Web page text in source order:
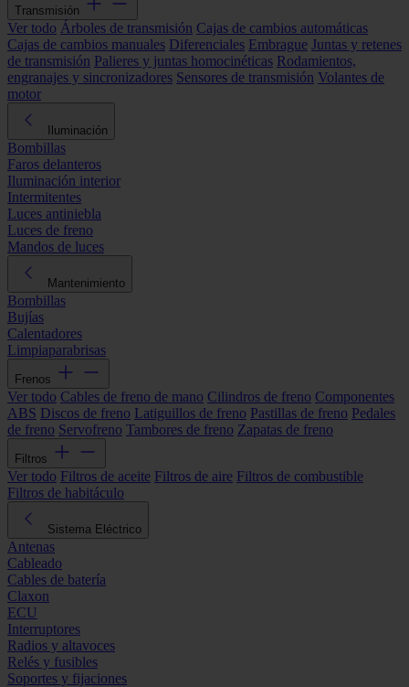
Transmisión
Ver todo Árboles de transmisión Cajas de cambios automáticas
Cajas de cambios manuales Diferenciales Embrague Juntas y retenes
de transmisión Palieres y juntas homocinéticas Rodamientos,
engranajes y sincronizadores Sensores de transmisión Volantes de
motor
Iluminación
Bombillas
Faros delanteros
Iluminación interior
Intermitentes
Luces antiniebla
Luces de freno
Mandos de luces
Mantenimiento
Bombillas
Bujías
Calentadores
Limpiaparabrisas
Frenos
Ver todo Cables de freno de mano Cilindros de freno Componentes
ABS Discos de freno Latiguillos de freno Pastillas de freno Pedales
de freno Servofreno Tambores de freno Zapatas de freno
Filtros
Ver todo Filtros de aceite Filtros de aire Filtros de combustible
Filtros de habitáculo
Sistema Eléctrico
Antenas
Cableado
Cables de batería
Claxon
ECU
Interruptores
Radios y altavoces
Relés y fusibles
Soportes y fijaciones